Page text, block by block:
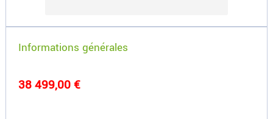
Informations générales
38 499,00 €